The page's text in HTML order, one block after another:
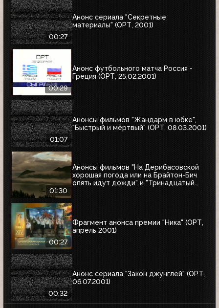
00:27
Анонс сериала "Секретные
материалы" (ОРТ, 2001)
00:29
Анонс футбольного матча Россия -
Греция (ОРТ, 25.02.2001)
01:07
Анонсы фильмов "Жандарм в юбке",
"Быстрый и мёртвый" (ОРТ, 08.03.2001)
01:30
Анонсы фильмов "На Дерибасовской
хорошая погода или на Брайтон-Бич
опять идут дожди" и "Тринадцатый
00:27
Фрагмент анонса премии "Ника" (ОРТ,
апрель 2001)
00:32
Анонс сериала "Закон джунглей" (ОРТ,
06.07.2001)